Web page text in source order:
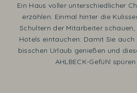
Ein Haus voller unterschiedlicher
erzählen. Einmal hinter die
Schultern der Mitarbeiter
Hotels eintauchen: Damit Sie
bisschen Urlaub genießen und
AHLBECK-Gefühl